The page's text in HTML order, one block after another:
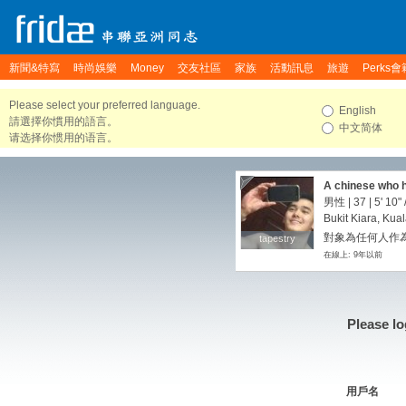
新聞&特寫 時尚娛樂 Money 交友社區 家族 活動訊息 旅遊 Perks會
Please select your preferred language.
請選擇你慣用的語言。
请选择你惯用的语言。
English
中文简体
tapestry
tapestry
A chinese who
男性 | 37 | 5' 10"
Bukit Kiara,
對象為任何人作
在線上: 9年以前
Please
用戶名